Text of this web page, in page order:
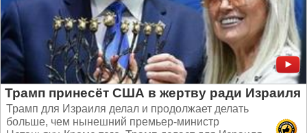
Трамп принесёт США в жертву ради Израиля
Трамп для Израиля делал и продолжает делать
больше, чем нынешний премьер-министр